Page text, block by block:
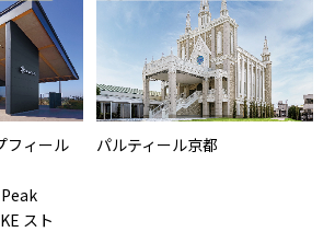
フィール
スト
パルティール京都